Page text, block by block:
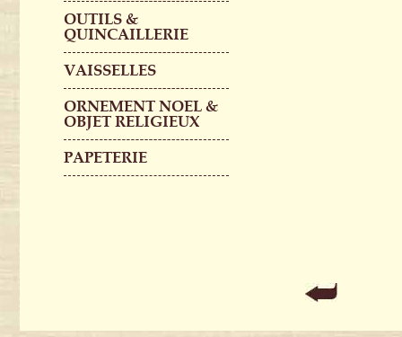
OUTILS &
QUINCAILLERIE
VAISSELLES
ORNEMENT NOEL &
OBJET RELIGIEUX
PAPETERIE